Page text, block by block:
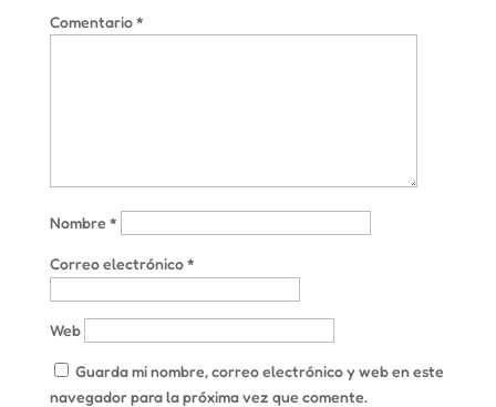
Comentario*
Nombre *
Correo electrónico*
Web
Guarda mi nombre, correo electrónico y web en este
navegador para la próxima vez que comente.